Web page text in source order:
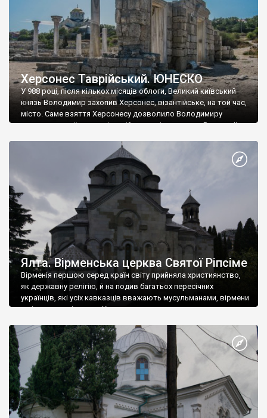
Херсонес Таврійський. ЮНЕСКО
У 988 році, після кількох місяців облоги, Великий київський
князь Володимир захопив Херсонес, візантійське, на той час,
місто. Саме взяття Херсонесу дозволило Володимиру
диктувати свої умови візантійському імператору Василю ІІ, та
Херсонесі Володимир-язичник, став Василем-християнином.
А потім було Хрещення Русі. На честь Херсонесу Таврійського
Ялта. Вірменська церква Святої Ріпсіме
Вірменія першою серед країн світу прийняла християнство,
як державну релігію, й на подив багатьох пересічних
українців, які усіх кавказців вважають мусульманами, вірмени
є відданими вірянами Христа